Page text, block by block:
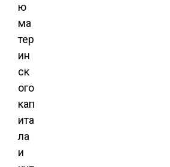
ю
ма
тер
ин
ск
ого
кап
ита
ла
и